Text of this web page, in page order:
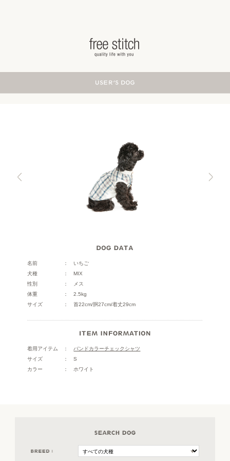
名前
いちご
犬種
MIX
性別
メス
体重
2.5kg
サイズ
首22cm/胴27cm/着丈29cm
着用アイテム
バンドカラーチェックシャツ
サイズ
S
カラー
ホワイト